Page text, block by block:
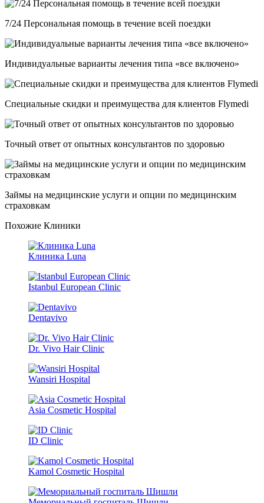
7/24 Персональная помощь в течение всей поездки
Индивидуальные варианты лечения типа «все включено»
Специальные скидки и преимущества для клиентов Flymedi
Точный ответ от опытных консультантов по здоровью
Займы на медицинские услуги и опции по медицинским
страховкам
Похожие Клиники
Клиника Luna
Istanbul European Clinic
Dentavivo
Dr. Vivo Hair Clinic
Wansiri Hospital
Asia Cosmetic Hospital
ID Clinic
Kamol Cosmetic Hospital